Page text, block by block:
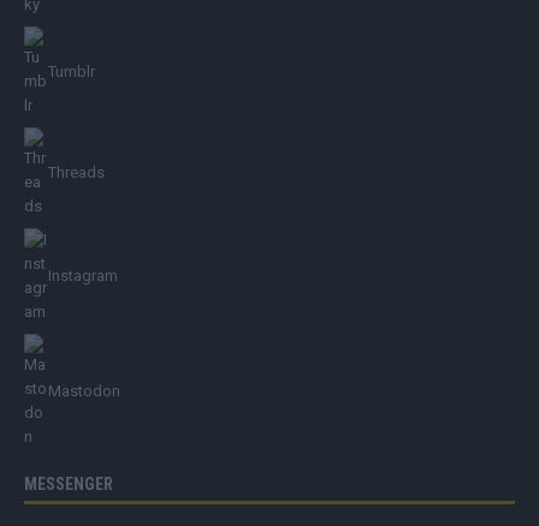
Tumblr
Threads
Instagram
Mastodon
MESSENGER